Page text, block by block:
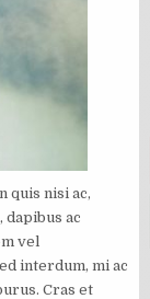
quis nisi ac,
ac
vel
interdum, mi ac
Cras et